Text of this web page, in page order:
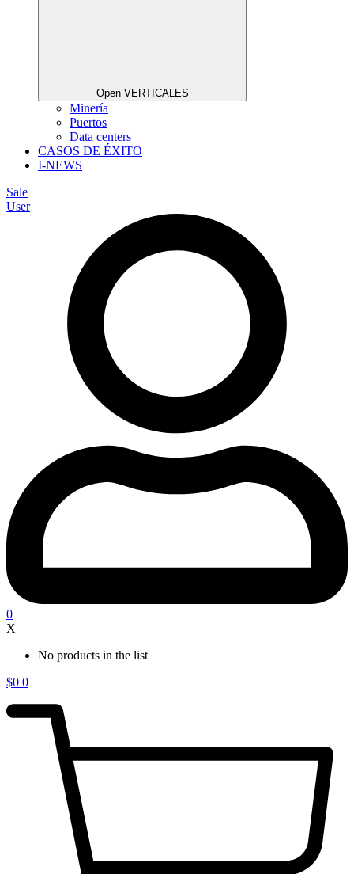
Open VERTICALES
Minería
Puertos
Data centers
CASOS DE ÉXITO
I-NEWS
Sale
User
0
X
No products in the list
$0 0